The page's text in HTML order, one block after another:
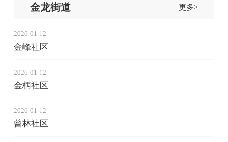
金龙街道 更多>
2026-01-12
金峰社区
2026-01-12
金柄社区
2026-01-12
曾林社区